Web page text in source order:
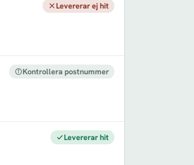
Levererar ej hit
Kontrollera postnummer
Levererar hit